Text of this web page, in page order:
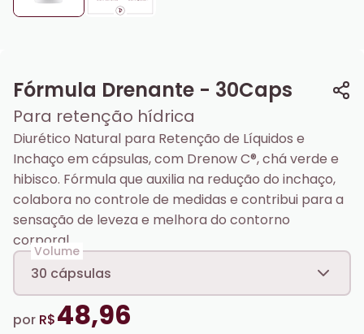
Fórmula Drenante - 30Caps
Para retenção hídrica
Diurético Natural para Retenção de Líquidos e
Inchaço em cápsulas, com Drenow C®, chá verde e
hibisco. Fórmula que auxilia na redução do inchaço,
colabora no controle de medidas e contribui para a
sensação de leveza e melhora do contorno
corporal.
Volume
30 cápsulas
por R$48,96